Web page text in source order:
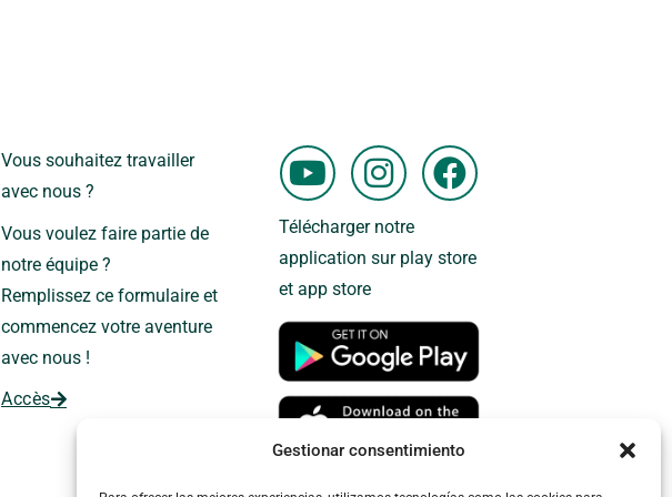
Gestionar consentimiento
Vous souhaitez travailler
avec nous ?
Vous voulez faire partie de
notre équipe ?
Remplissez ce formulaire et
commencez votre aventure
avec nous !
Accès
Y
o
u
t
u
b
e
I
n
s
t
g
r
a
m
F
a
e
o
o
k
Télécharger notre
application sur play store
et app store